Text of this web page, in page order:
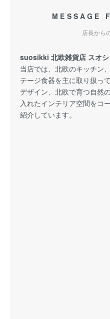
MESSAGE
店長から
suosikki 北欧雑貨店 スオシ
当店では、北欧のキッチン
テージ食器を主に取り扱っ
デザイン、北欧で育つ自然
入れたインテリア空間をコ
紹介しています。